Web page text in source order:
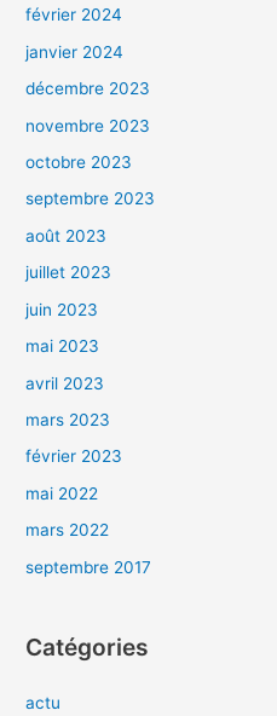
février 2024
janvier 2024
décembre 2023
novembre 2023
octobre 2023
septembre 2023
août 2023
juillet 2023
juin 2023
mai 2023
avril 2023
mars 2023
février 2023
mai 2022
mars 2022
septembre 2017
Catégories
actu